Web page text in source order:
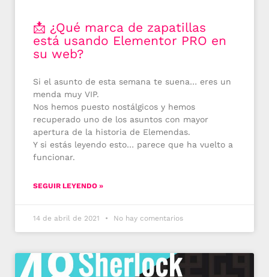
📩 ¿Qué marca de zapatillas
está usando Elementor PRO en
su web?
Si el asunto de esta semana te suena… eres un
menda muy VIP.
Nos hemos puesto nostálgicos y hemos
recuperado uno de los asuntos con mayor
apertura de la historia de Elemendas.
Y si estás leyendo esto… parece que ha vuelto a
funcionar.
SEGUIR LEYENDO »
14 de abril de 2021 No hay comentarios